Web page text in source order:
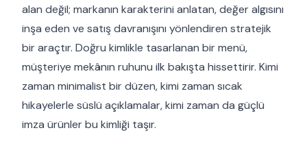
alan değil; markanın karakterini anlatan, değer algısını
inşa eden ve satış davranışını yönlendiren stratejik
bir araçtır. Doğru kimlikle tasarlanan bir menü,
müşteriye mekânın ruhunu ilk bakışta hissettirir. Kimi
zaman minimalist bir düzen, kimi zaman sıcak
hikayelerle süslü açıklamalar, kimi zaman da güçlü
imza ürünler bu kimliği taşır.